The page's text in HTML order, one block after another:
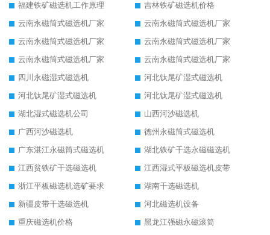
福建铁矿磁选机工作原理
吉林铁矿磁选机价格
云南永磁筒式磁选机厂家
云南永磁筒式磁选机厂家
云南永磁筒式磁选机厂家
云南永磁筒式磁选机厂家
云南永磁筒式磁选机厂家
云南永磁筒式磁选机厂家
四川永磁湿式磁选机
河北钛尾矿湿式磁选机
河北钛尾矿湿式磁选机
河北钛尾矿湿式磁选机
湖北湿式磁选机公司
山西河沙磁选机
广西河沙磁选机
德州永磁筒式磁选机
广东湛江永磁筒式磁选机
湖北铁矿干选永磁磁选机
江西贫铁矿干选磁选机
江西湿式平板磁选机皮带
浙江平板磁选机选矿要求
湖南干选磁选机
新疆皮带干选磁选机
河北磁选机设备
重庆磁选机价格
黑龙江强磁永磁滚筒